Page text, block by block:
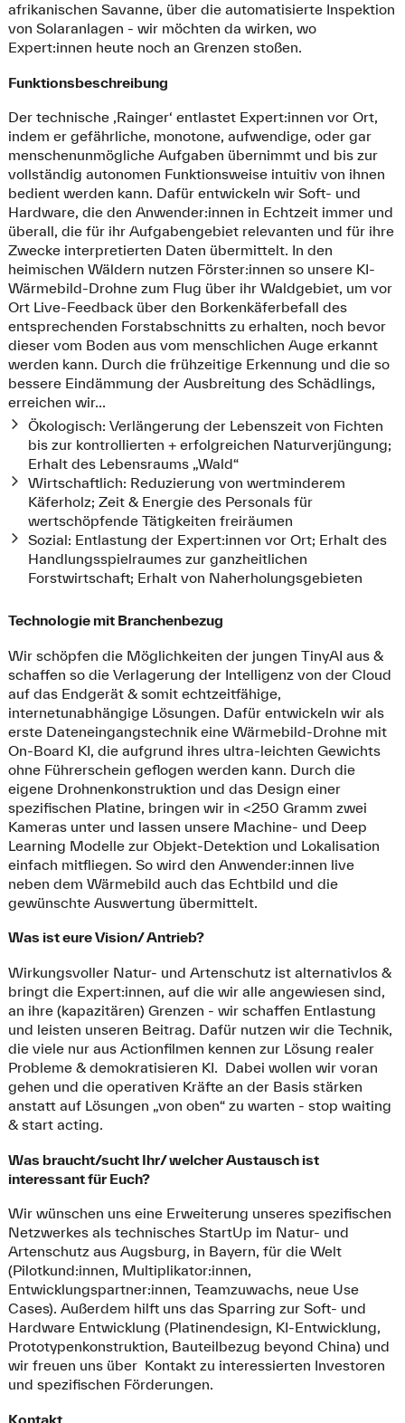
afrikanischen Savanne, über die automatisierte Inspektion
von Solaranlagen - wir möchten da wirken, wo
Expert:innen heute noch an Grenzen stoßen.
Funktionsbeschreibung
Der technische ‚Rainger‘ entlastet Expert:innen vor Ort,
indem er gefährliche, monotone, aufwendige, oder gar
menschenunmögliche Aufgaben übernimmt und bis zur
vollständig autonomen Funktionsweise intuitiv von ihnen
bedient werden kann. Dafür entwickeln wir Soft- und
Hardware, die den Anwender:innen in Echtzeit immer und
überall, die für ihr Aufgabengebiet relevanten und für ihre
Zwecke interpretierten Daten übermittelt. In den
heimischen Wäldern nutzen Förster:innen so unsere KI-
Wärmebild-Drohne zum Flug über ihr Waldgebiet, um vor
Ort Live-Feedback über den Borkenkäferbefall des
entsprechenden Forstabschnitts zu erhalten, noch bevor
dieser vom Boden aus vom menschlichen Auge erkannt
werden kann. Durch die frühzeitige Erkennung und die so
bessere Eindämmung der Ausbreitung des Schädlings,
erreichen wir...
Ökologisch: Verlängerung der Lebenszeit von Fichten
bis zur kontrollierten + erfolgreichen Naturverjüngung;
Erhalt des Lebensraums „Wald“
Wirtschaftlich: Reduzierung von wertminderem
Käferholz; Zeit & Energie des Personals für
wertschöpfende Tätigkeiten freiräumen
Sozial: Entlastung der Expert:innen vor Ort; Erhalt des
Handlungsspielraumes zur ganzheitlichen
Forstwirtschaft; Erhalt von Naherholungsgebieten
Technologie mit Branchenbezug
Wir schöpfen die Möglichkeiten der jungen TinyAI aus &
schaffen so die Verlagerung der Intelligenz von der Cloud
auf das Endgerät & somit echtzeitfähige,
internetunabhängige Lösungen. Dafür entwickeln wir als
erste Dateneingangstechnik eine Wärmebild-Drohne mit
On-Board KI, die aufgrund ihres ultra-leichten Gewichts
ohne Führerschein geflogen werden kann. Durch die
eigene Drohnenkonstruktion und das Design einer
spezifischen Platine, bringen wir in <250 Gramm zwei
Kameras unter und lassen unsere Machine- und Deep
Learning Modelle zur Objekt-Detektion und Lokalisation
einfach mitfliegen. So wird den Anwender:innen live
neben dem Wärmebild auch das Echtbild und die
gewünschte Auswertung übermittelt.
Was ist eure Vision/ Antrieb?
Wirkungsvoller Natur- und Artenschutz ist alternativlos &
bringt die Expert:innen, auf die wir alle angewiesen sind,
an ihre (kapazitären) Grenzen - wir schaffen Entlastung
und leisten unseren Beitrag. Dafür nutzen wir die Technik,
die viele nur aus Actionfilmen kennen zur Lösung realer
Probleme & demokratisieren KI. Dabei wollen wir voran
gehen und die operativen Kräfte an der Basis stärken
anstatt auf Lösungen „von oben“ zu warten - stop waiting
& start acting.
Was braucht/sucht Ihr/ welcher Austausch ist
interessant für Euch?
Wir wünschen uns eine Erweiterung unseres spezifischen
Netzwerkes als technisches StartUp im Natur- und
Artenschutz aus Augsburg, in Bayern, für die Welt
(Pilotkund:innen, Multiplikator:innen,
Entwicklungspartner:innen, Teamzuwachs, neue Use
Cases). Außerdem hilft uns das Sparring zur Soft- und
Hardware Entwicklung (Platinendesign, KI-Entwicklung,
Prototypenkonstruktion, Bauteilbezug beyond China) und
wir freuen uns über Kontakt zu interessierten Investoren
und spezifischen Förderungen.
Kontakt